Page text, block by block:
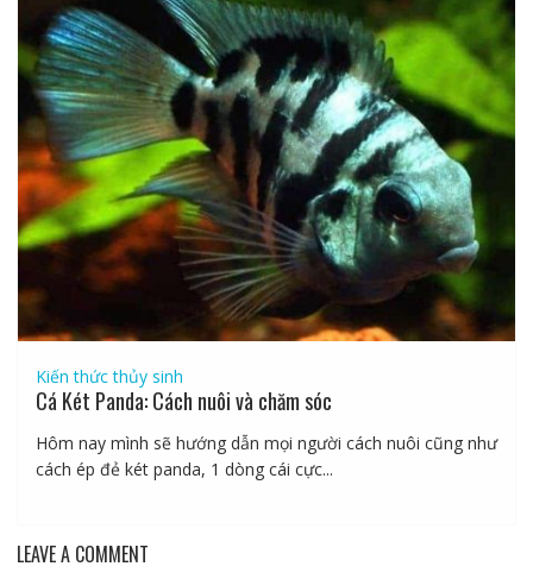
Kiến thức thủy sinh
Cá Két Panda: Cách nuôi và chăm sóc
Hôm nay mình sẽ hướng dẫn mọi người cách nuôi cũng như
cách ép đẻ két panda, 1 dòng cái cực...
LEAVE A COMMENT